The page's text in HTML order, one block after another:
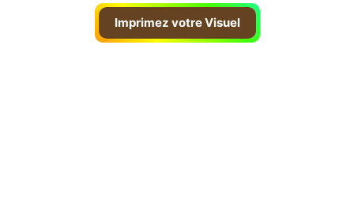
Imprimez votre Visuel